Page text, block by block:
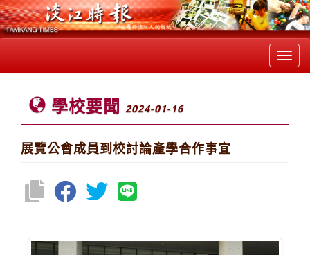
學校要聞 2024-01-16
展覽公會成員到校討論產學合作事宜